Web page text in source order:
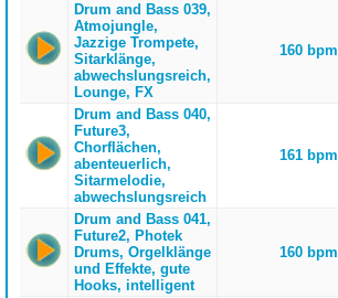
Drum and Bass 039,
Atmojungle,
Jazzige Trompete,
Sitarklänge,
abwechslungsreich,
Lounge, FX
160 bpm
Drum and Bass 040,
Future3,
Chorflächen,
abenteuerlich,
Sitarmelodie,
abwechslungsreich
161 bpm
Drum and Bass 041,
Future2, Photek
Drums, Orgelklänge
und Effekte, gute
Hooks, intelligent
160 bpm